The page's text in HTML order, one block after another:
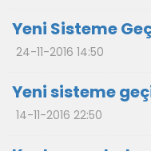
Yeni Sisteme
24-11-2016 14:50
Yeni sisteme
14-11-2016 22:50